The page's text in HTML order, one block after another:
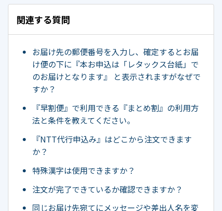
関連する質問
お届け先の郵便番号を入力し、確定するとお届
け便の下に『本お申込は「レタックス台紙」で
のお届けとなります』 と表示されますがなぜで
すか？
『早割便』で利用できる『まとめ割』の利用方
法と条件を教えてください。
『NTT代行申込み』はどこから注文できます
か？
特殊漢字は使用できますか？
注文が完了できているか確認できますか？
同じお届け先宛てにメッセージや差出人名を変